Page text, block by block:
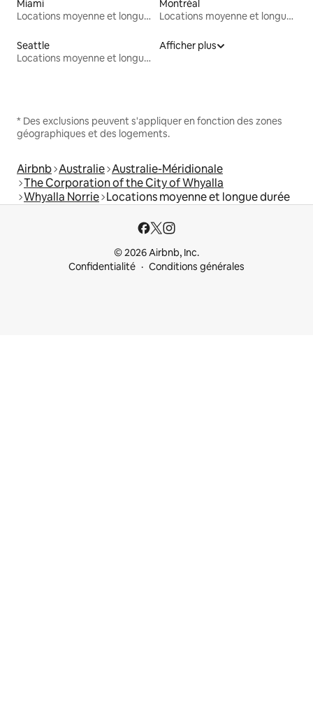
Miami
Locations moyenne et longue durée
Montréal
Locations moyenne et longue durée
Seattle
Locations moyenne et longue durée
Afficher plus
* Des exclusions peuvent s'appliquer en fonction des zones
géographiques et des logements.
Airbnb Australie Australie-Méridionale
The Corporation of the City of Whyalla
Whyalla Norrie Locations moyenne et longue durée
© 2026 Airbnb, Inc.
Confidentialité
Conditions générales